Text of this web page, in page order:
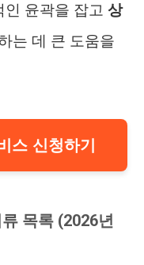
윤곽을 잡고 상
는 데 큰 도움을
스 신청하기
목록 (2026년